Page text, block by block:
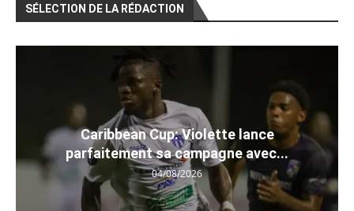
SÉLECTION DE LA RÉDACTION
Caribbean Cup: Violette lance
parfaitement sa campagne avec...
04/08/2026